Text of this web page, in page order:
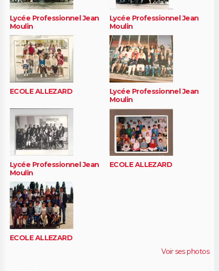
Lycée Professionnel Jean
Moulin
Lycée Professionnel Jean
Moulin
ECOLE ALLEZARD
Lycée Professionnel Jean
Moulin
Lycée Professionnel Jean
Moulin
ECOLE ALLEZARD
ECOLE ALLEZARD
Voir ses photos